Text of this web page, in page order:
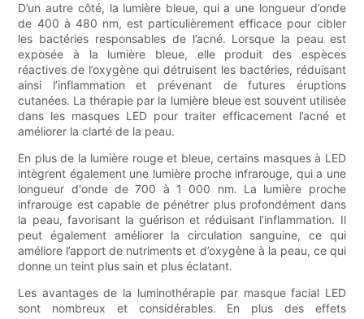
D’un autre côté, la lumière bleue, qui a une longueur d’onde
de 400 à 480 nm, est particulièrement efficace pour cibler
les bactéries responsables de l’acné. Lorsque la peau est
exposée à la lumière bleue, elle produit des espèces
réactives de l’oxygène qui détruisent les bactéries, réduisant
ainsi l’inflammation et prévenant de futures éruptions
cutanées. La thérapie par la lumière bleue est souvent utilisée
dans les masques LED pour traiter efficacement l’acné et
améliorer la clarté de la peau.
En plus de la lumière rouge et bleue, certains masques à LED
intègrent également une lumière proche infrarouge, qui a une
longueur d'onde de 700 à 1 000 nm. La lumière proche
infrarouge est capable de pénétrer plus profondément dans
la peau, favorisant la guérison et réduisant l’inflammation. Il
peut également améliorer la circulation sanguine, ce qui
améliore l’apport de nutriments et d’oxygène à la peau, ce qui
donne un teint plus sain et plus éclatant.
Les avantages de la luminothérapie par masque facial LED
sont nombreux et considérables. En plus des effets